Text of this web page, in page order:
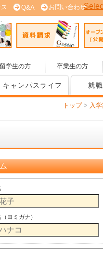
Q&A お問い合わせ
大学案内 (PDF版) 資料請
留学生の方 卒業生の方
キャンパスライフ 就
トップ > 入
（ヨミガナ）